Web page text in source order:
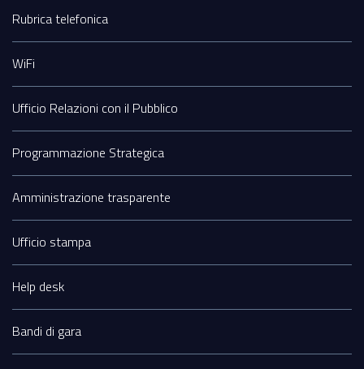
Sezione
Footer
Rubrica telefonica
WiFi
Ufficio Relazioni con il Pubblico
Programmazione Strategica
Amministrazione trasparente
Ufficio stampa
Help desk
Bandi di gara